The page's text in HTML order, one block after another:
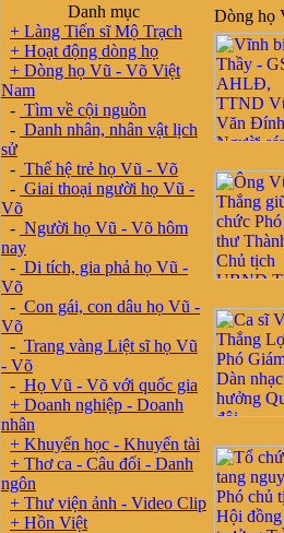
Danh mục
+ Làng Tiến sĩ Mộ Trạch
+ Hoạt động dòng họ
+ Dòng họ Vũ - Võ Việt
Nam
- Tìm về cội nguồn
- Danh nhân, nhân vật lịch
sử
- Thế hệ trẻ họ Vũ - Võ
- Giai thoại người họ Vũ -
Võ
- Người họ Vũ - Võ hôm
nay
- Di tích, gia phả họ Vũ -
Võ
- Con gái, con dâu họ Vũ -
Võ
- Trang vàng Liệt sĩ họ Vũ
- Võ
- Họ Vũ - Võ với quốc gia
+ Doanh nghiệp - Doanh
nhân
+ Khuyến học - Khuyến tài
+ Thơ ca - Câu đối - Danh
ngôn
+ Thư viện ảnh - Video Clip
+ Hồn Việt
Dòng họ